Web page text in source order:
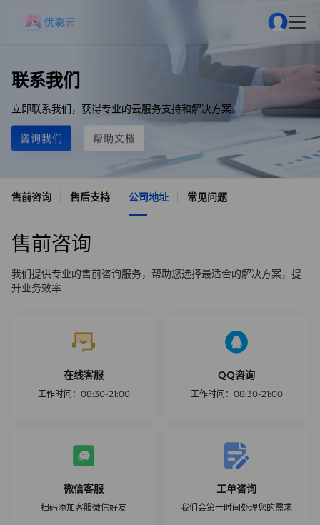
联系我们
立即联系我们，获得专业的云服务支持和解决方案。
咨询我们 帮助文档
售前咨询 售后支持 公司地址 常见问题
售前咨询
我们提供专业的售前咨询服务，帮助您选择最适合的解决方案，提
升业务效率
在线客服
工作时间：08:30-21:00
QQ咨询
工作时间：08:30-21:00
微信客服
扫码添加客服微信好友
工单咨询
我们会第一时间处理您的需求